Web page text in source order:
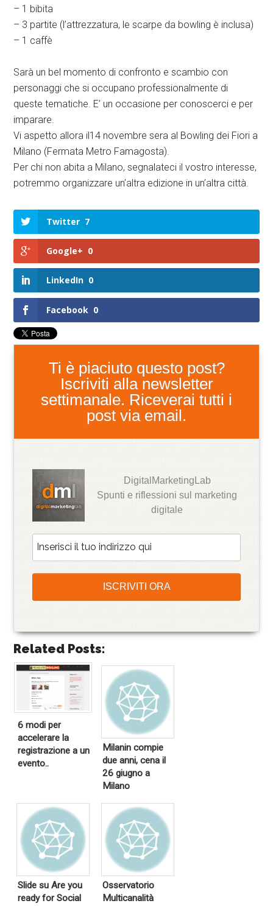
– 1 bibita
– 3 partite (l’attrezzatura, le scarpe da bowling è inclusa)
– 1 caffè
Sarà un bel momento di confronto e scambio con
personaggi che si occupano professionalmente di
queste tematiche. E’ un occasione per conoscerci e per
imparare.
Vi aspetto allora il14 novembre sera al Bowling dei Fiori a
Milano (Fermata Metro Famagosta).
Per chi non abita a Milano, segnalateci il vostro interesse,
potremmo organizzare un’altra edizione in un’altra città.
Twitter 7
Google+ 0
LinkedIn 0
Facebook 0
Ti è piaciuto questo post?
Iscriviti alla newsletter
settimanale. Riceverai tutti i
post via email.
DigitalMarketingLab
Spunti e riflessioni sul marketing
digitale
Related Posts:
6 modi per
accelerare la
registrazione a un
evento..
Milanin compie
due anni, cena il
26 giugno a
Milano
Slide su Are you
ready for Social
Osservatorio
Multicanalità